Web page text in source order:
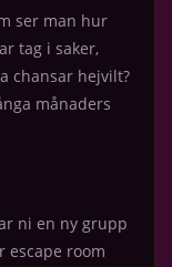
ser man hur
tag i saker,
chansar hejvilt?
månaders
ni en ny grupp
escape room